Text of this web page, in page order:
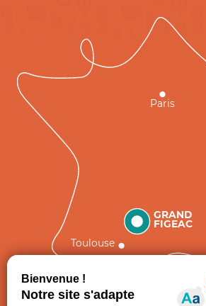
GRAND
FIGEAC
Toulouse
Paris